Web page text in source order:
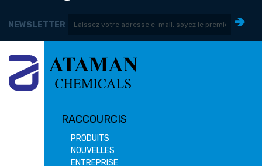
NEWSLETTER
RACCOURCIS
PRODUITS
NOUVELLES
ENTREPRISE